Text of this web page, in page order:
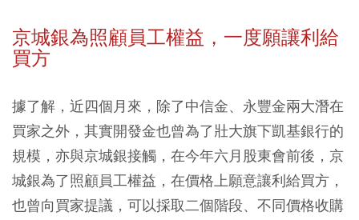
京城銀為照顧員工權益，一度願讓利給
買方
據了解，近四個月來，除了中信金、永豐金兩大潛在
買家之外，其實開發金也曾為了壯大旗下凱基銀行的
規模，亦與京城銀接觸，在今年六月股東會前後，京
城銀為了照顧員工權益，在價格上願意讓利給買方，
也曾向買家提議，可以採取二個階段、不同價格收購